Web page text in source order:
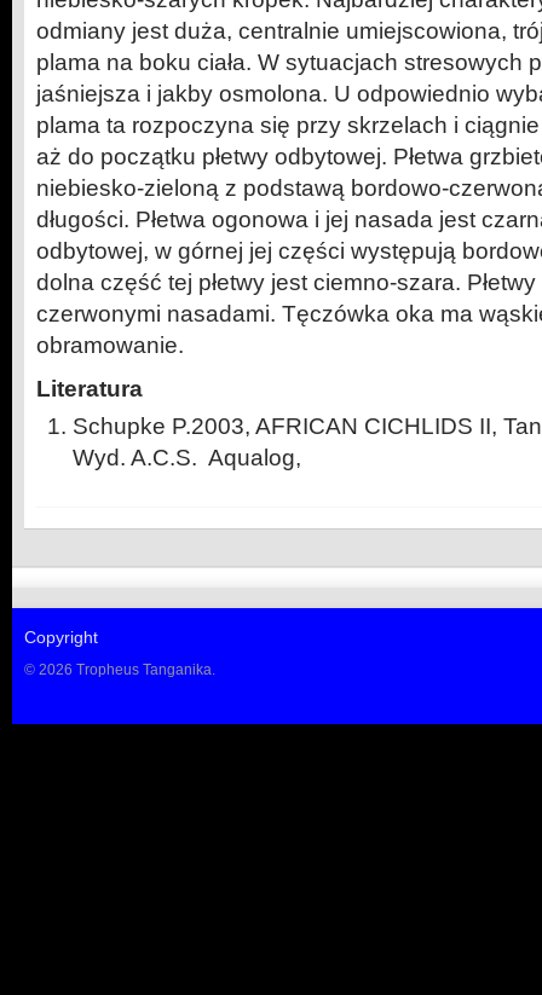
odmiany jest duża, centralnie umiejscowiona,
plama na boku ciała. W sytuacjach stresowych
jaśniejsza i jakby osmolona. U odpowiednio
plama ta rozpoczyna się przy skrzelach i
aż do początku płetwy odbytowej. Płetwa
niebiesko-zieloną z podstawą bordowo-
długości. Płetwa ogonowa i jej nasada jest
odbytowej, w górnej jej części występują
dolna część tej płetwy jest ciemno-szara.
czerwonymi nasadami. Tęczówka oka ma
obramowanie.
Literatura
Schupke P.2003, AFRICAN CICHLIDS II,
Wyd. A.C.S. Aqualog,
Copyright
© 2026 Tropheus Tanganika.